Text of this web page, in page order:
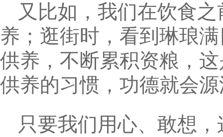
又比如，我们在饮食
养；逛街时，看到琳琅
供养，不断累积资粮，
供养的习惯，功德就会
只要我们用心、敢想